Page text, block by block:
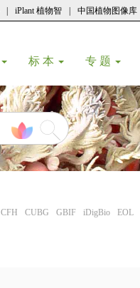
iPlant 植物智 中国植物图像库
标 本 专 题
CFH CUBG GBIF iDigBio EOL